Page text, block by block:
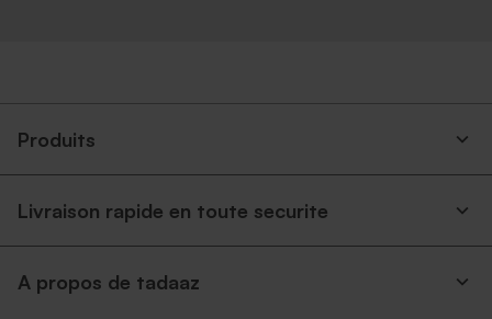
Produits
Livraison rapide en toute securite
A propos de tadaaz